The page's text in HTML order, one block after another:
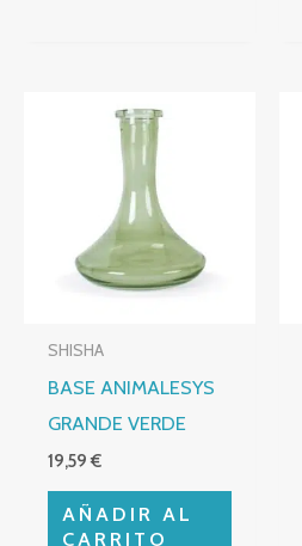
SHISHA
BASE ANIMALESYS
GRANDE VERDE
19,59€
AÑADIR AL
CARRITO